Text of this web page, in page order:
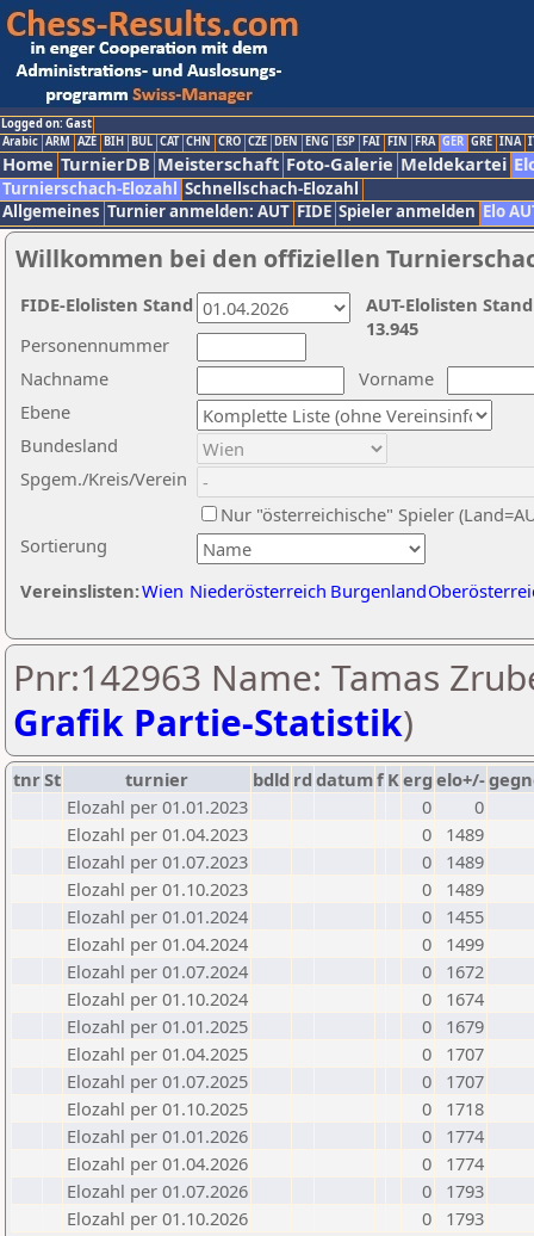
Logged on: Gast
Arabic ARM AZE BIH BUL CAT CHN CRO CZE DEN ENG ESP FAI FIN FRA GER GRE INA
Home TurnierDB Meisterschaft Foto-Galerie Meldekartei
Turnierschach-Elozahl Schnellschach-Elozahl
Allgemeines Turnier anmelden: AUT FIDE Spieler anmelden Elo
Willkommen bei den offiziellen
Nachname
Vorname
Ebene
Sortierung
Personennummer
Bundesland
Spgem./Kreis/Verein
Nur "österreichische" Spieler
Vereinslisten:Wien Niederösterreich Burgenland
AUT-Elolisten
13.945
FIDE-Elolisten Stand
Pnr:142963 Name: Tamas
Grafik Partie-Statistik)
tnrSt turnier bdld rd datumf Kerg elo+/-
Elozahl per 01.01.2023
0
0
Elozahl per 01.04.2023
0
1489
Elozahl per 01.07.2023
0
1489
Elozahl per 01.10.2023
0
1489
Elozahl per 01.01.2024
0
1455
Elozahl per 01.04.2024
0
1499
Elozahl per 01.07.2024
0
1672
Elozahl per 01.10.2024
0
1674
Elozahl per 01.01.2025
0
1679
Elozahl per 01.04.2025
0
1707
Elozahl per 01.07.2025
0
1707
Elozahl per 01.10.2025
0
1718
Elozahl per 01.01.2026
0
1774
Elozahl per 01.04.2026
0
1774
Elozahl per 01.07.2026
0
1793
Elozahl per 01.10.2026
0 1793